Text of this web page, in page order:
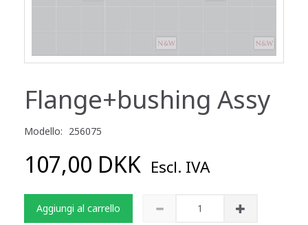
Flange+bushing Assy
Modello: 256075
107,00 DKK Escl. IVA
Aggiungi al carrello